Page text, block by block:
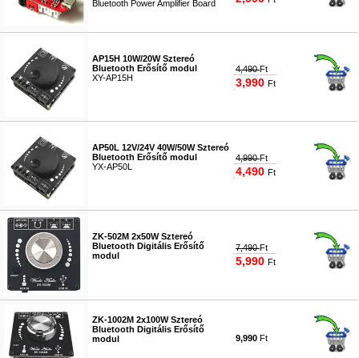
Bluetooth Power Amplifier Board
AP15H 10W/20W Sztereó
Bluetooth Erősítő modul
XY-AP15H
4,490Ft
3,990 Ft
AP50L 12V/24V 40W/50W Sztereó
Bluetooth Erősítő modul
YX-AP50L
4,990Ft
4,490 Ft
ZK-502M 2x50W Sztereó
Bluetooth Digitális Erősítő
modul
7,490Ft
5,990 Ft
ZK-1002M 2x100W Sztereó
Bluetooth Digitális Erősítő
modul
9,990 Ft